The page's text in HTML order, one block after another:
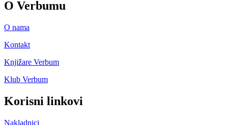
O Verbumu
O nama
Kontakt
Knjižare Verbum
Klub Verbum
Korisni linkovi
Nakladnici